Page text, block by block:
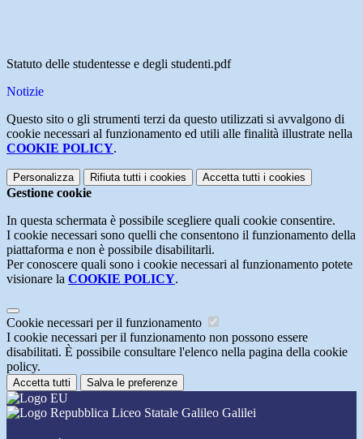
Statuto delle studentesse e degli studenti.pdf
Notizie
Questo sito o gli strumenti terzi da questo utilizzati si avvalgono di
cookie necessari al funzionamento ed utili alle finalità illustrate nella
COOKIE POLICY.
Personalizza Rifiuta tutti i cookies Accetta tutti i cookies
Gestione cookie
In questa schermata è possibile scegliere quali cookie consentire.
I cookie necessari sono quelli che consentono il funzionamento della
piattaforma e non è possibile disabilitarli.
Per conoscere quali sono i cookie necessari al funzionamento potete
visionare la COOKIE POLICY.
Cookie necessari per il funzionamento
I cookie necessari per il funzionamento non possono essere
disabilitati. È possibile consultare l'elenco nella pagina della cookie
policy.
Accetta tutti Salva le preferenze
Liceo Statale Galileo Galilei